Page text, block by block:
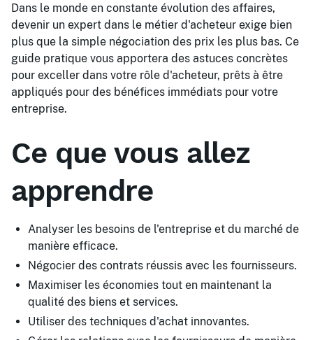
Dans le monde en constante évolution des affaires,
devenir un expert dans le métier d'acheteur exige bien
plus que la simple négociation des prix les plus bas. Ce
guide pratique vous apportera des astuces concrètes
pour exceller dans votre rôle d'acheteur, prêts à être
appliqués pour des bénéfices immédiats pour votre
entreprise.
Ce que vous allez
apprendre
Analyser les besoins de l'entreprise et du marché de
manière efficace.
Négocier des contrats réussis avec les fournisseurs.
Maximiser les économies tout en maintenant la
qualité des biens et services.
Utiliser des techniques d'achat innovantes.